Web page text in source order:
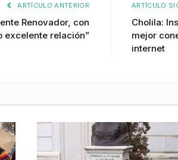
ARTÍCULO ANTERIOR
Renovador, con
excelente relación”
ARTÍCULO
Cholila:
mejor
internet